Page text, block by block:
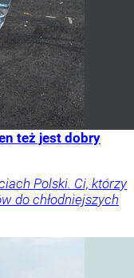
też jest dobry
Polski. Ci, którzy
do chłodniejszych